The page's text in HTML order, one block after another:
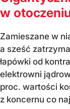
w
Zamieszane w
a sześć
łapówki od
elektrowni
proc. wartości
z koncernu co